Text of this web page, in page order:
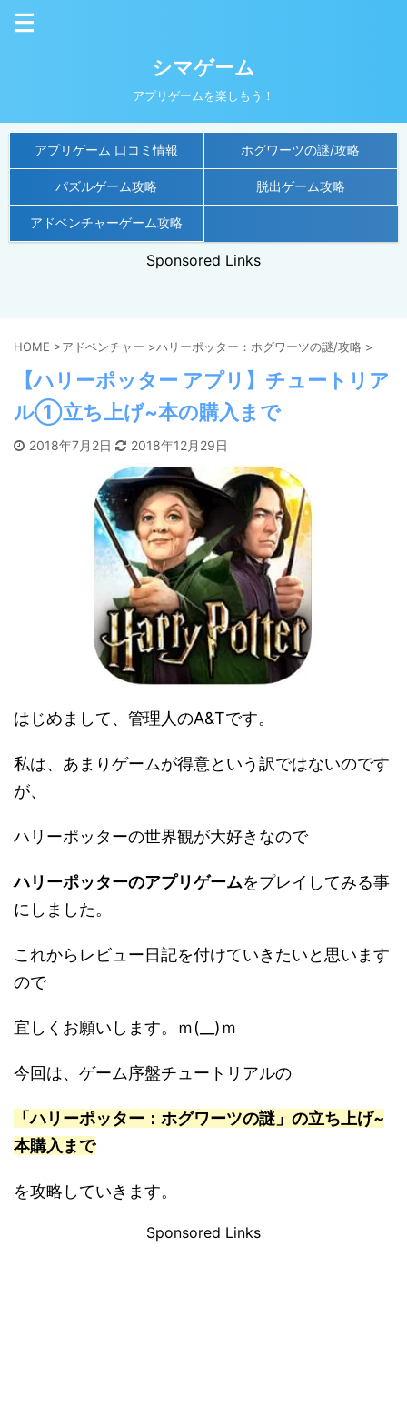
シマゲーム
アプリゲームを楽しもう！
アプリゲーム 口コミ情報 ホグワーツの謎/攻略
パズルゲーム攻略 脱出ゲーム攻略
アドベンチャーゲーム攻略
Sponsored Links
HOME >アドベンチャー >ハリーポッター：ホグワーツの謎/攻略 >
【ハリーポッター アプリ】チュートリア
ル①立ち上げ~本の購入まで
2018年7月2日 2018年12月29日
はじめまして、管理人のA&Tです。
私は、あまりゲームが得意という訳ではないのです
が、
ハリーポッターの世界観が大好きなので
ハリーポッターのアプリゲームをプレイしてみる事
にしました。
これからレビュー日記を付けていきたいと思います
ので
宜しくお願いします。ｍ(__)ｍ
今回は、ゲーム序盤チュートリアルの
「ハリーポッター：ホグワーツの謎」の立ち上げ~
本購入まで
を攻略していきます。
Sponsored Links